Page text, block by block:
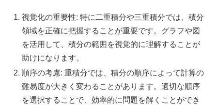
視覚化の重要性: 特に二重積分や三重積分では、積分
領域を正確に把握することが重要です。グラフや図
を活用して、積分の範囲を視覚的に理解することが
助けになります。
順序の考慮: 重積分では、積分の順序によって計算の
難易度が大きく変わることがあります。適切な順序
を選択することで、効率的に問題を解くことができ